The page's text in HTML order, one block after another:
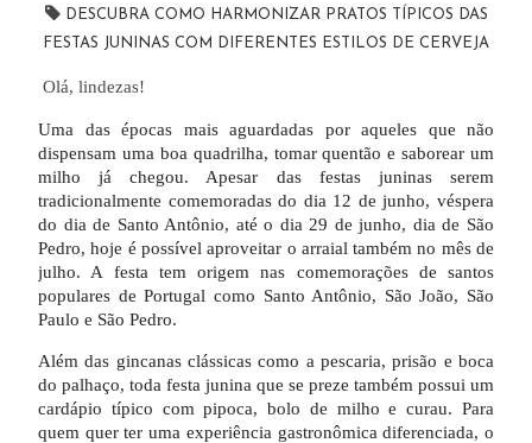
DESCUBRA COMO HARMONIZAR PRATOS TÍPICOS DAS
FESTAS JUNINAS COM DIFERENTES ESTILOS DE CERVEJA
Olá, lindezas!
Uma das épocas mais aguardadas por aqueles que não
dispensam uma boa quadrilha, tomar quentão e saborear um
milho já chegou. Apesar das festas juninas serem
tradicionalmente comemoradas do dia 12 de junho, véspera
do dia de Santo Antônio, até o dia 29 de junho, dia de São
Pedro, hoje é possível aproveitar o arraial também no mês de
julho. A festa tem origem nas comemorações de santos
populares de Portugal como Santo Antônio, São João, São
Paulo e São Pedro.
Além das gincanas clássicas como a pescaria, prisão e boca
do palhaço, toda festa junina que se preze também possui um
cardápio típico com pipoca, bolo de milho e curau. Para
quem quer ter uma experiência gastronômica diferenciada, o